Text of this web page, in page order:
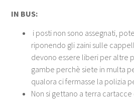
IN BUS:
i posti non sono assegnati,
riponendo gli zaini sulle
devono essere liberi per altre
gambe perchè siete in multa
qualora ci fermasse la polizia
Non si gettano a terra